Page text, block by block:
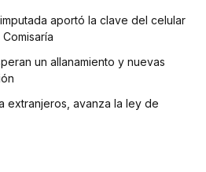
aportó la clave del celular
un allanamiento y nuevas
extranjeros, avanza la ley de